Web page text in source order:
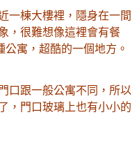
一棟大樓裡，隱身在一間
，很難想像這裡會有餐
公寓，超酷的一個地方。
口跟一般公寓不同，所以
，門口玻璃上也有小小的